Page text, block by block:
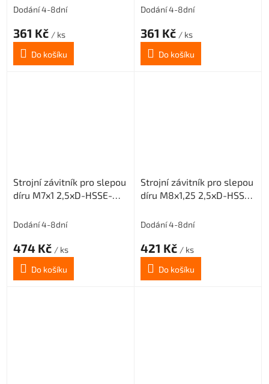
Dodání 4-8dní
361 Kč / ks
Do košíku
Dodání 4-8dní
361 Kč / ks
Do košíku
Strojní závitník pro slepou
díru M7x1 2,5xD-HSSE-
Dodání 4-8dní
474 Kč / ks
Do košíku
Strojní závitník pro slepou
díru M8x1,25 2,5xD-HSSE-
Dodání 4-8dní
421 Kč / ks
Do košíku